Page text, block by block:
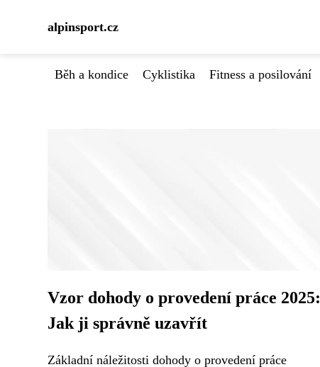
alpinsport.cz
Běh a kondice Cyklistika Fitness a posilování
Vzor dohody o provedení práce 2025:
Jak ji správně uzavřít
Základní náležitosti dohody o provedení práce